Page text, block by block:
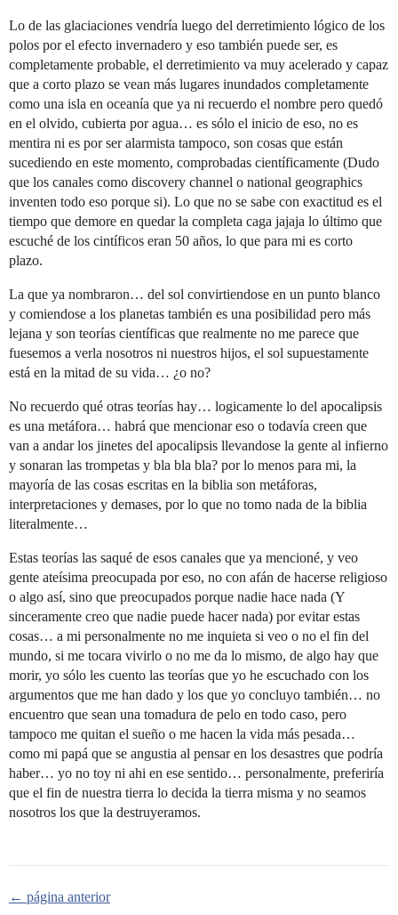
Lo de las glaciaciones vendría luego del derretimiento lógico de los
polos por el efecto invernadero y eso también puede ser, es
completamente probable, el derretimiento va muy acelerado y capaz
que a corto plazo se vean más lugares inundados completamente
como una isla en oceanía que ya ni recuerdo el nombre pero quedó
en el olvido, cubierta por agua… es sólo el inicio de eso, no es
mentira ni es por ser alarmista tampoco, son cosas que están
sucediendo en este momento, comprobadas científicamente (Dudo
que los canales como discovery channel o national geographics
inventen todo eso porque si). Lo que no se sabe con exactitud es el
tiempo que demore en quedar la completa caga jajaja lo último que
escuché de los cintíficos eran 50 años, lo que para mi es corto
plazo.
La que ya nombraron… del sol convirtiendose en un punto blanco
y comiendose a los planetas también es una posibilidad pero más
lejana y son teorías científicas que realmente no me parece que
fuesemos a verla nosotros ni nuestros hijos, el sol supuestamente
está en la mitad de su vida… ¿o no?
No recuerdo qué otras teorías hay… logicamente lo del apocalipsis
es una metáfora… habrá que mencionar eso o todavía creen que
van a andar los jinetes del apocalipsis llevandose la gente al infierno
y sonaran las trompetas y bla bla bla? por lo menos para mi, la
mayoría de las cosas escritas en la biblia son metáforas,
interpretaciones y demases, por lo que no tomo nada de la biblia
literalmente…
Estas teorías las saqué de esos canales que ya mencioné, y veo
gente ateísima preocupada por eso, no con afán de hacerse religioso
o algo así, sino que preocupados porque nadie hace nada (Y
sinceramente creo que nadie puede hacer nada) por evitar estas
cosas… a mi personalmente no me inquieta si veo o no el fin del
mundo, si me tocara vivirlo o no me da lo mismo, de algo hay que
morir, yo sólo les cuento las teorías que yo he escuchado con los
argumentos que me han dado y los que yo concluyo también… no
encuentro que sean una tomadura de pelo en todo caso, pero
tampoco me quitan el sueño o me hacen la vida más pesada…
como mi papá que se angustia al pensar en los desastres que podría
haber… yo no toy ni ahi en ese sentido… personalmente, preferiría
que el fin de nuestra tierra lo decida la tierra misma y no seamos
nosotros los que la destruyeramos.
← página anterior